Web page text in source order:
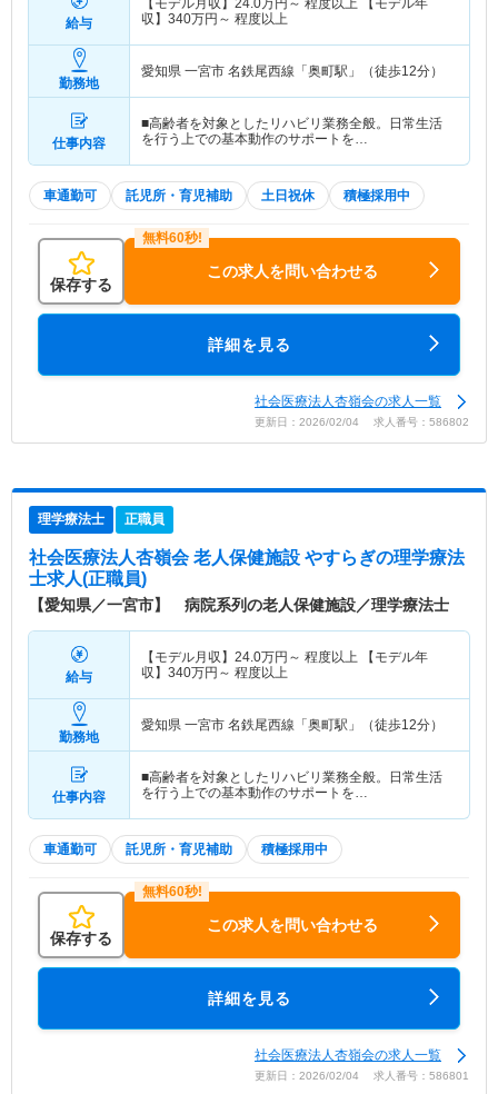
給与
収】 340万円～ 程度以上
勤務地
愛知県 一宮市 名鉄尾西線「奥町駅」（徒歩12分）
仕事内容
■高齢者を対象としたリハビリ業務全般。日常生活
を行う上での基本動作のサポートを…
車通勤可 託児所・育児補助 土日祝休 積極採用中
保存する
この求人を問い合わせる
詳細を見る
社会医療法人杏嶺会の求人一覧
更新日：2026/02/04 求人番号：586802
理学療法士 正職員
社会医療法人杏嶺会 老人保健施設 やすらぎの理学療法
士求人(正職員)
【愛知県／一宮市】 病院系列の老人保健施設／理学療法士
給与
【モデル月収】 24.0万円～ 程度以上 【モデル年
収】 340万円～ 程度以上
勤務地
愛知県 一宮市 名鉄尾西線「奥町駅」（徒歩12分）
仕事内容
■高齢者を対象としたリハビリ業務全般。日常生活
を行う上での基本動作のサポートを…
車通勤可 託児所・育児補助 積極採用中
保存する
この求人を問い合わせる
詳細を見る
社会医療法人杏嶺会の求人一覧
更新日：2026/02/04 求人番号：586801